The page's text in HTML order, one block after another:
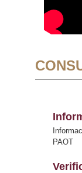
PAOT